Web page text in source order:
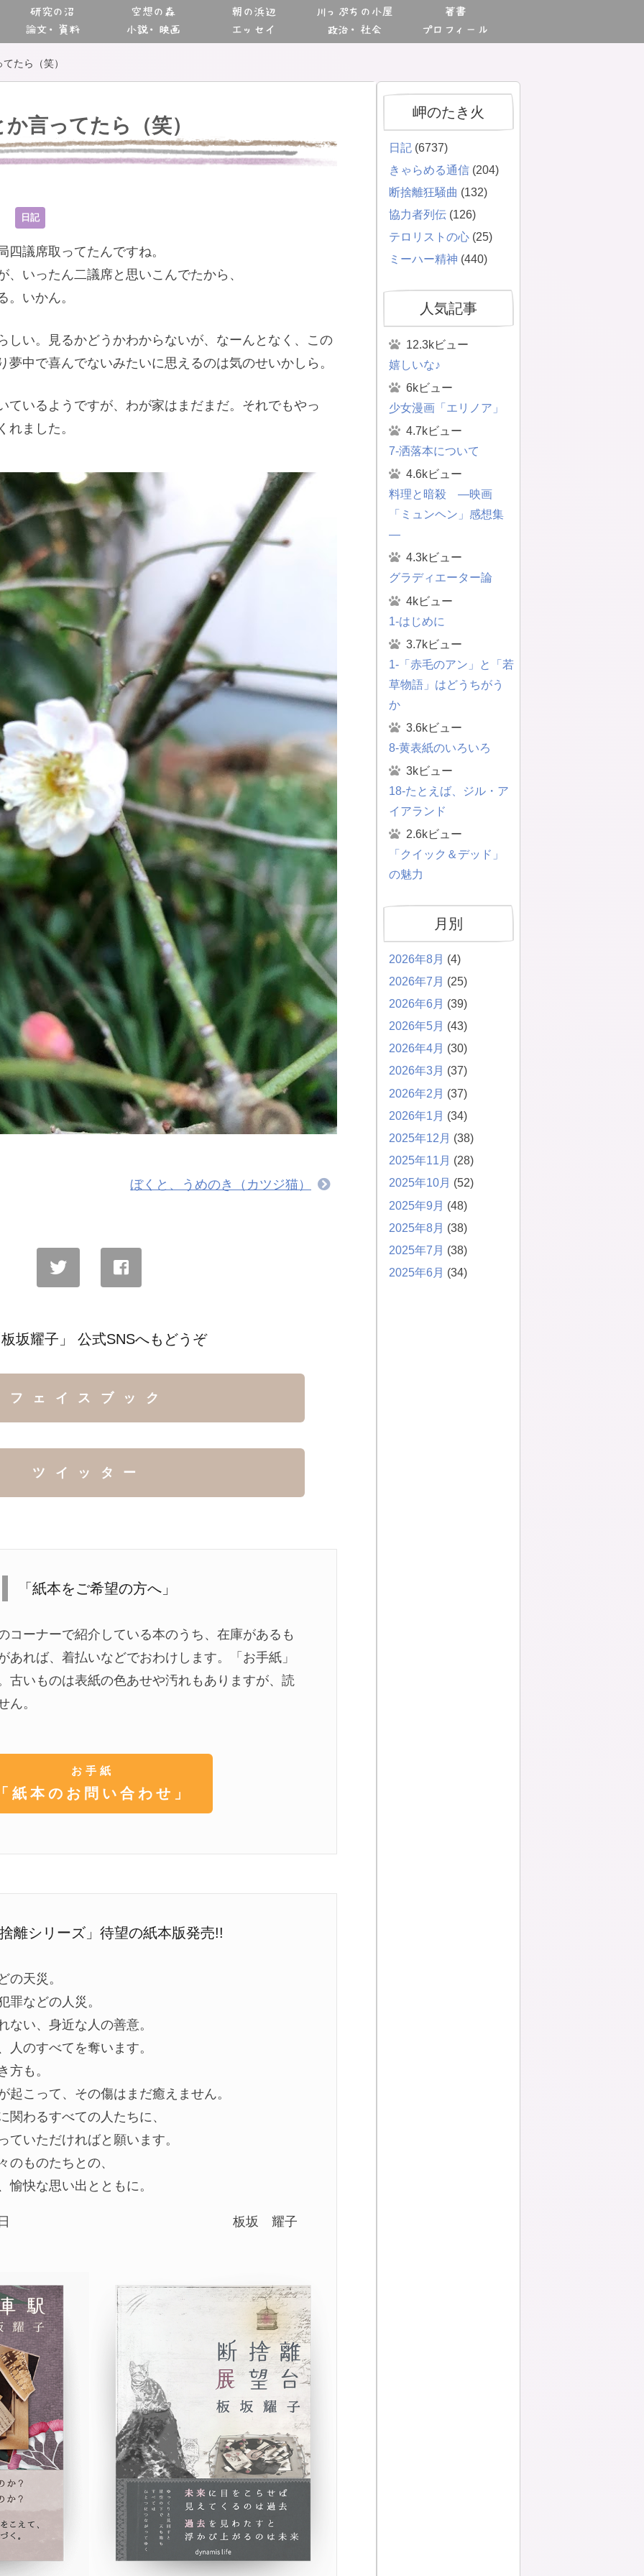
研究の沼
論文・資料
空想の森
小説・映画
朝の浜辺
エッセイ
川っぷちの小屋
政治・社会
著書
プロフィール
たら（笑）
か言ってたら（笑）
日記
議席取ってたんですね。
、いったん二議席と思いこんでたから、
。いかん。
しい。見るかどうかわからないが、なーんとなく、この
夢中で喜んでないみたいに思えるのは気のせいかしら。
ているようですが、わが家はまだまだ。それでもやっ
れました。
ぼくと、うめのき（カツジ猫）
坂耀子」 公式SNSへもどうぞ
フェイスブック
ツイッター
「紙本をご希望の方へ」
コーナーで紹介している本のうち、在庫があるも
あれば、着払いなどでおわけします。「お手紙」
古いものは表紙の色あせや汚れもありますが、読
ん。
お手紙
紙本のお問い合わせ」
離シリーズ」待望の紙本版発売!!
の天災。
罪などの人災。
ない、身近な人の善意。
人のすべてを奪います。
方も。
起こって、その傷はまだ癒えません。
関わるすべての人たちに、
ていただければと願います。
のものたちとの、
愉快な思い出とともに。
板坂 耀子
岬のたき火
日記 (6737)
きゃらめる通信 (204)
断捨離狂騒曲 (132)
協力者列伝 (126)
テロリストの心 (25)
ミーハー精神 (440)
人気記事
12.3kビュー
嬉しいな♪
6kビュー
少女漫画「エリノア」
4.7kビュー
7-洒落本について
4.6kビュー
料理と暗殺 ―映画
「ミュンヘン」感想集
―
4.3kビュー
グラディエーター論
4kビュー
1-はじめに
3.7kビュー
1-「赤毛のアン」と「若
草物語」はどうちがう
か
3.6kビュー
8-黄表紙のいろいろ
3kビュー
18-たとえば、ジル・ア
イアランド
2.6kビュー
「クイック＆デッド」
の魅力
月別
2026年8月 (4)
2026年7月 (25)
2026年6月 (39)
2026年5月 (43)
2026年4月 (30)
2026年3月 (37)
2026年2月 (37)
2026年1月 (34)
2025年12月 (38)
2025年11月 (28)
2025年10月 (52)
2025年9月 (48)
2025年8月 (38)
2025年7月 (38)
2025年6月 (34)